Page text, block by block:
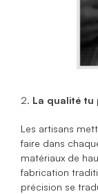
2. La qualité tu
Les artisans
faire dans
matériaux de
fabrication
précision se